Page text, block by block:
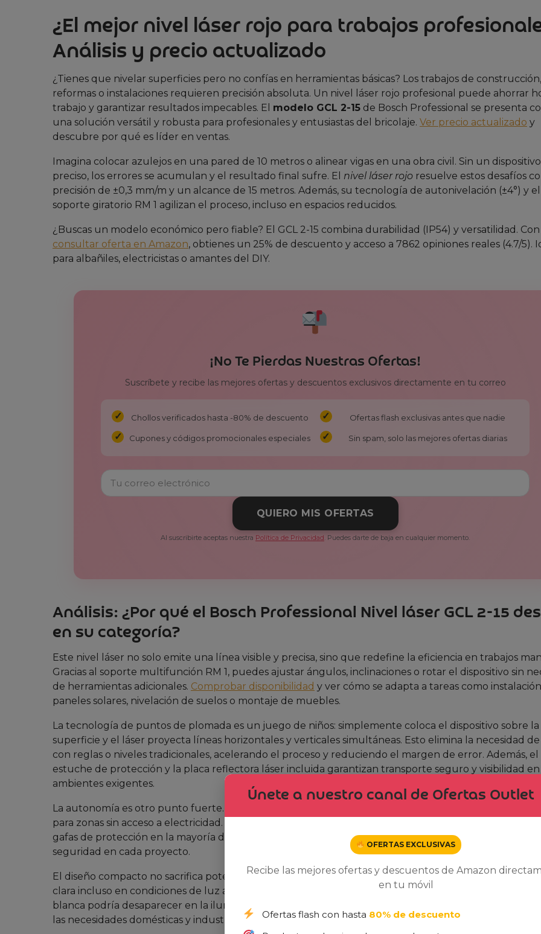
¿El mejor nivel láser rojo para trabajos
Análisis y precio actualizado
¿Tienes que nivelar superficies pero no confías en herramientas básicas? Los trabajos de construcción,
reformas o instalaciones requieren precisión absoluta. Un nivel láser rojo profesional puede ahorrar
trabajo y garantizar resultados impecables. El modelo GCL 2-15 de Bosch Professional se presenta
una solución versátil y robusta para profesionales y entusiastas del bricolaje. Ver precio actualizado y
descubre por qué es líder en ventas.
Imagina colocar azulejos en una pared de 10 metros o alinear vigas en una obra civil. Sin un dispositivo
preciso, los errores se acumulan y el resultado final sufre. El nivel láser rojo resuelve estos desafíos
precisión de ±0,3 mm/m y un alcance de 15 metros. Además, su tecnología de autonivelación (±4°) y el
soporte giratorio RM 1 agilizan el proceso, incluso en espacios reducidos.
¿Buscas un modelo económico pero fiable? El GCL 2-15 combina durabilidad (IP54) y versatilidad. Con
consultar oferta en Amazon, obtienes un 25% de descuento y acceso a 7862 opiniones reales (4.7/5).
para albañiles, electricistas o amantes del DIY.
¡No Te Pierdas Nuestras Ofertas!
Suscríbete y recibe las mejores ofertas y descuentos exclusivos directamente en tu correo
Chollos verificados hasta -80% de descuento Ofertas flash exclusivas antes que nadie
Cupones y códigos promocionales especiales Sin spam, solo las mejores ofertas diarias
QUIERO MIS OFERTAS
Al suscribirte aceptas nuestra Política de Privacidad. Puedes darte de baja en cualquier momento.
Análisis: ¿Por qué el Bosch Professional Nivel láser GCL 2-15
en su categoría?
Este nivel láser no solo emite una línea visible y precisa, sino que redefine la eficiencia en trabajos
Gracias al soporte multifunción RM 1, puedes ajustar ángulos, inclinaciones o rotar el dispositivo sin
de herramientas adicionales. Comprobar disponibilidad y ver cómo se adapta a tareas como
paneles solares, nivelación de suelos o montaje de muebles.
La tecnología de puntos de plomada es un juego de niños: simplemente coloca el dispositivo sobre la
superficie y el láser proyecta líneas horizontales y verticales simultáneas. Esto elimina la necesidad
con reglas o niveles tradicionales, acelerando el proceso y reduciendo el margen de error. Además, el
estuche de protección y la placa reflectora láser incluida garantizan transporte seguro y visibilidad en
ambientes exigentes.
La autonomía es otro punto fuerte. Con tres pilas AA, el GCL 2-15 funciona sin necesidad de
para zonas sin acceso a electricidad. Su clase de láser 2 es segura para el ojo humano, permitiendo
gafas de protección en la mayoría de los casos. Para profesionales, esto significa mayor comodidad y
seguridad en cada proyecto.
El diseño compacto no sacrifica potencia. A pesar de su tamaño reducido, el dispositivo emite una
clara incluso en condiciones de luz artificial. Esto lo hace perfecto para trabajos interiores, donde una
blanca podría desaparecer en la iluminación ambiente. Además, el alcance de 15 metros cubre la
las necesidades domésticas y industriales.
Únete a nuestro canal de Ofertas Outlet
OFERTAS EXCLUSIVAS
Recibe las mejores ofertas y descuentos de Amazon
en tu móvil
Ofertas flash con hasta 80% de descuento